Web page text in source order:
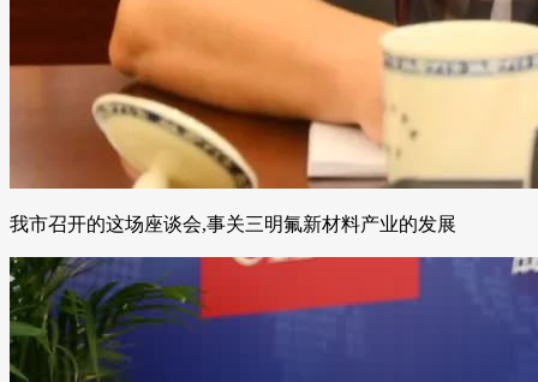
我市召开的这场座谈会,事关三明氟新材料产业的发展